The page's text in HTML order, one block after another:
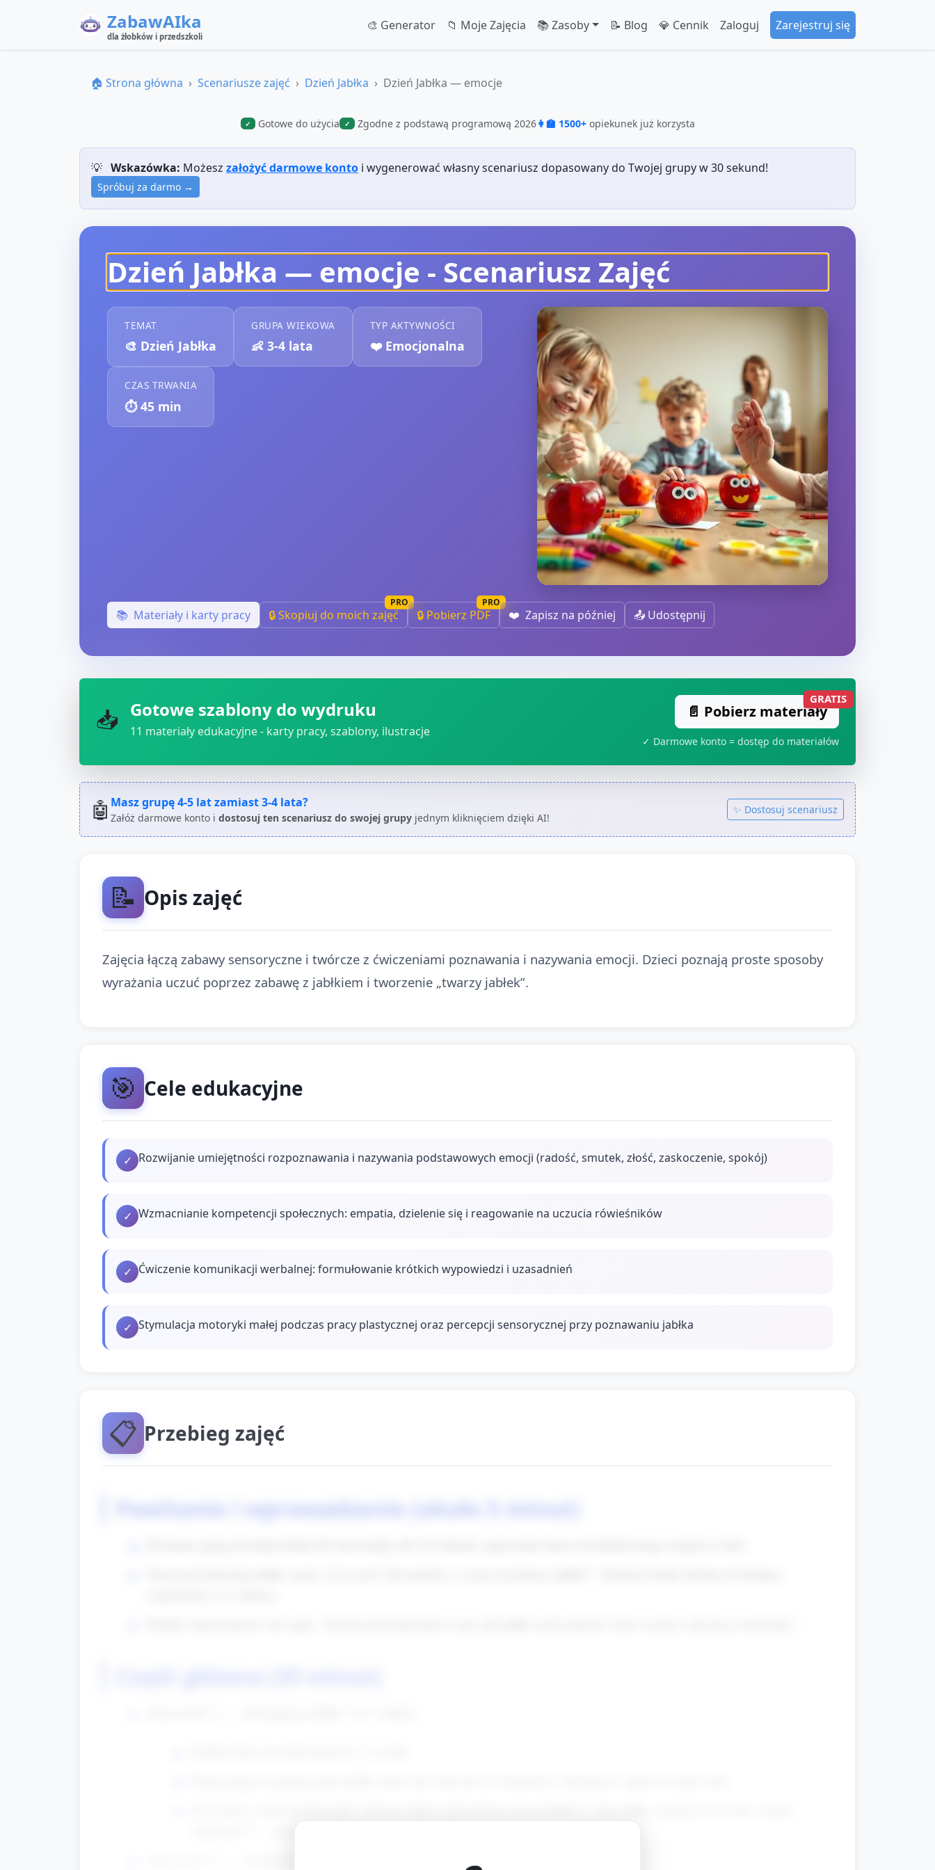
ZabawAIka
dla żłobków i przedszkoli
🎨 Generator 📁 Moje Zajęcia 📚 Zasoby 📝 Blog 💎 Cennik Zaloguj Zarejestruj się
🏠 Strona główna Scenariusze zajęć Dzień Jabłka Dzień Jabłka — emocje
✓ Gotowe do użycia ✓ Zgodne z podstawą programową 2026👩‍🏫 1500+ opiekunek już korzysta
💡 Wskazówka: Możesz założyć darmowe konto i wygenerować własny scenariusz dopasowany do Twojej grupy w 30 sekund!
Spróbuj za darmo →
Dzień Jabłka — emocje - Scenariusz Zajęć
TEMAT
🎨 Dzień Jabłka
GRUPA WIEKOWA
👶 3-4 lata
TYP AKTYWNOŚCI
❤️ Emocjonalna
CZAS TRWANIA
⏱️45 min
📚 Materiały i karty pracy 🔒 Skopiuj do moich zajęć
PRO
🔒 Pobierz PDF
PRO
❤️ Zapisz na później 📤 Udostępnij
📥 Gotowe szablony do wydruku
11 materiały edukacyjne - karty pracy, szablony, ilustracje
📄 Pobierz materiały
GRATIS
✓ Darmowe konto = dostęp do materiałów
🤖Masz grupę4-5 latzamiast3-4 lata?
Załóż darmowe konto i dostosuj ten scenariusz do swojej grupy jednym kliknięciem dzięki AI!
✨ Dostosuj scenariusz
📝 Opis zajęć
Zajęcia łączą zabawy sensoryczne i twórcze z ćwiczeniami poznawania i nazywania emocji. Dzieci poznają proste sposoby
wyrażania uczuć poprzez zabawę z jabłkiem i tworzenie „twarzy jabłek”.
🎯 Cele edukacyjne
✓ Rozwijanie umiejętności rozpoznawania i nazywania podstawowych emocji (radość, smutek, złość, zaskoczenie, spokój)
✓ Wzmacnianie kompetencji społecznych: empatia, dzielenie się i reagowanie na uczucia rówieśników
✓ Ćwiczenie komunikacji werbalnej: formułowanie krótkich wypowiedzi i uzasadnień
✓ Stymulacja motoryki małej podczas pracy plastycznej oraz percepcji sensorycznej przy poznawaniu jabłka
📋 Przebieg zajęć
Powitanie i wprowadzenie (około 5 minut)